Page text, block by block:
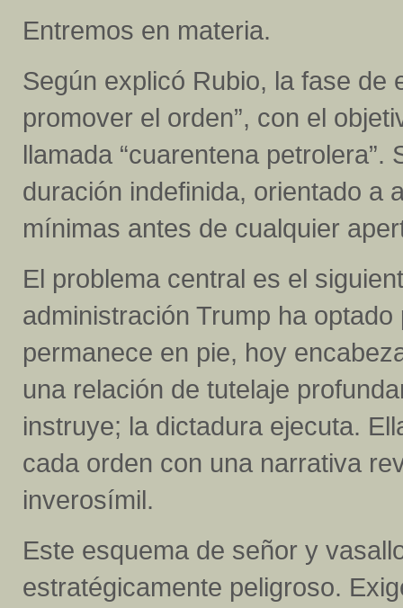
Entremos en materia.
Según explicó Rubio, la fase de
promover el orden”, con el
llamada “cuarentena
duración indefinida, orientado a
mínimas antes de cualquier
El problema central es el
administración Trump ha
permanece en pie, hoy
una relación de tutelaje
instruye; la dictadura ejecuta.
cada orden con una narrativa
inverosímil.
Este esquema de señor y
estratégicamente peligroso.